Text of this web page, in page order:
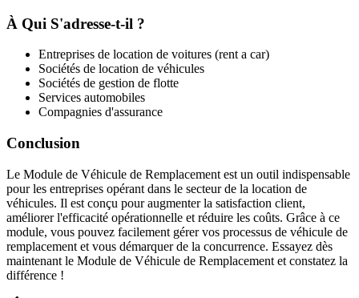
À Qui S'adresse-t-il ?
Entreprises de location de voitures (rent a car)
Sociétés de location de véhicules
Sociétés de gestion de flotte
Services automobiles
Compagnies d'assurance
Conclusion
Le Module de Véhicule de Remplacement est un outil indispensable
pour les entreprises opérant dans le secteur de la location de
véhicules. Il est conçu pour augmenter la satisfaction client,
améliorer l'efficacité opérationnelle et réduire les coûts. Grâce à ce
module, vous pouvez facilement gérer vos processus de véhicule de
remplacement et vous démarquer de la concurrence. Essayez dès
maintenant le Module de Véhicule de Remplacement et constatez la
différence !